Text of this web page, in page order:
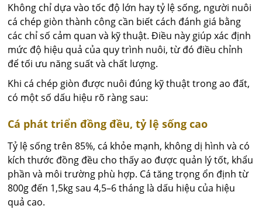
Không chỉ dựa vào tốc độ lớn hay tỷ lệ sống, người nuôi
cá chép giòn thành công cần biết cách đánh giá bằng
các chỉ số cảm quan và kỹ thuật. Điều này giúp xác định
mức độ hiệu quả của quy trình nuôi, từ đó điều chỉnh
để tối ưu năng suất và chất lượng.
Khi cá chép giòn được nuôi đúng kỹ thuật trong ao đất,
có một số dấu hiệu rõ ràng sau:
Cá phát triển đồng đều, tỷ lệ sống cao
Tỷ lệ sống trên 85%, cá khỏe mạnh, không dị hình và có
kích thước đồng đều cho thấy ao được quản lý tốt, khẩu
phần và môi trường phù hợp. Cá tăng trọng ổn định từ
800g đến 1,5kg sau 4,5–6 tháng là dấu hiệu của hiệu
quả cao.